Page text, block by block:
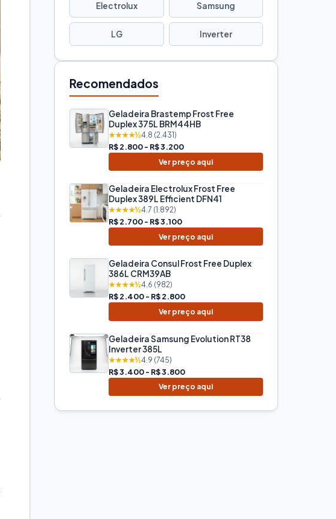
Electrolux Samsung
LG Inverter
Recomendados
Geladeira Brastemp Frost Free
Duplex 375L BRM44HB
★★★★½4.8 (2.431)
R$ 2.800 - R$ 3.200
Ver preço aqui
Geladeira Electrolux Frost Free
Duplex 389L Efficient DFN41
★★★★½4.7 (1.892)
R$ 2.700 - R$ 3.100
Ver preço aqui
Geladeira Consul Frost Free Duplex
386L CRM39AB
★★★★½4.6 (982)
R$ 2.400 - R$ 2.800
Ver preço aqui
Geladeira Samsung Evolution RT38
Inverter 385L
★★★★½4.9 (745)
R$ 3.400 - R$ 3.800
Ver preço aqui